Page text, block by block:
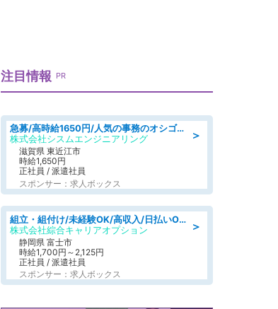
注目情報 PR
＞
急募/高時給1650円/人気の事務のオシゴト/各種社保完備/8時30分～の日勤/土日祝休み
株式会社シスムエンジニアリング
滋賀県 東近江市
時給1,650円
正社員 / 派遣社員
スポンサー：求人ボックス
＞
組立・組付け/未経験OK/高収入/日払いOK/交替制/20・30・40代活躍中
株式会社綜合キャリアオプション
静岡県 富士市
時給1,700円～2,125円
正社員 / 派遣社員
スポンサー：求人ボックス